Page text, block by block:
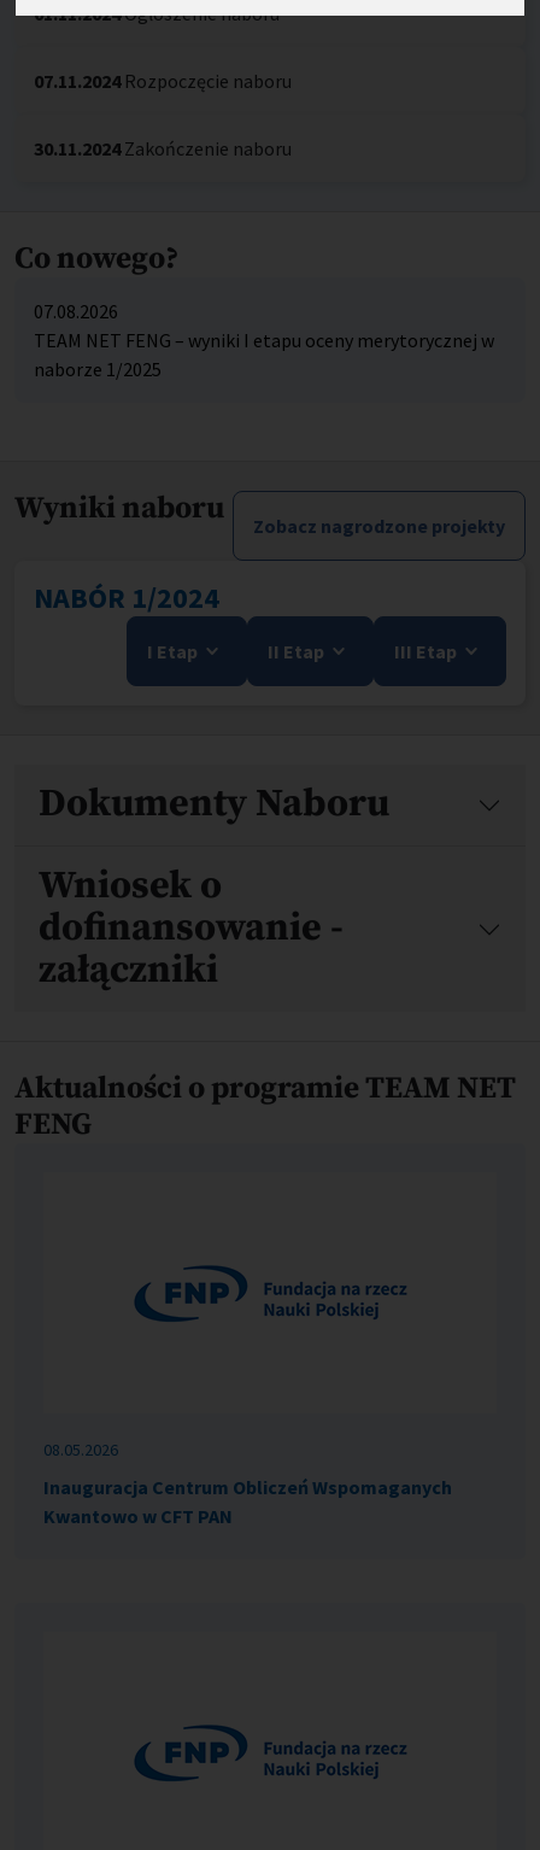
01.11.2024Ogłoszenie naboru
07.11.2024Rozpoczęcie naboru
30.11.2024Zakończenie naboru
Co nowego?
07.08.2026
TEAM NET FENG – wyniki I etapu oceny merytorycznej w
naborze 1/2025
Wyniki naboru Zobacz nagrodzone projekty
NABÓR 1/2024
I Etap II Etap III Etap
Pliki
Dokumenty Naboru
Wniosek o
dofinansowanie -
załączniki
Aktualności o programie TEAM NET
FENG
08.05.2026
Inauguracja Centrum Obliczeń Wspomaganych
Kwantowo w CFT PAN